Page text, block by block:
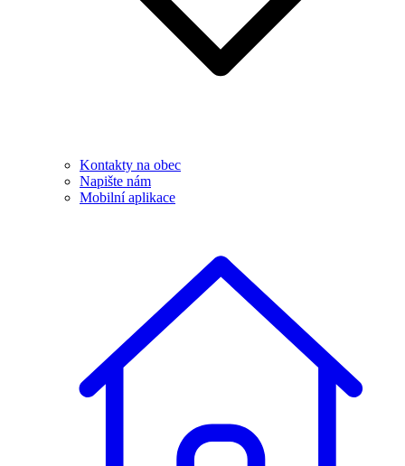
Kontakty na obec
Napište nám
Mobilní aplikace